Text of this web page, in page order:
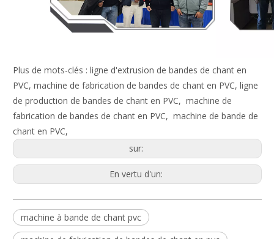
Plus de mots-clés : ligne d'extrusion de bandes de chant en
PVC, machine de fabrication de bandes de chant en PVC, ligne
de production de bandes de chant en PVC, machine de
fabrication de bandes de chant en PVC, machine de bande de
chant en PVC,
sur:
En vertu d'un:
machine à bande de chant pvc